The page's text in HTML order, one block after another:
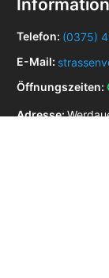
Telefon: (0375)
E-Mail:
Öffnungszeiten:
Adresse: